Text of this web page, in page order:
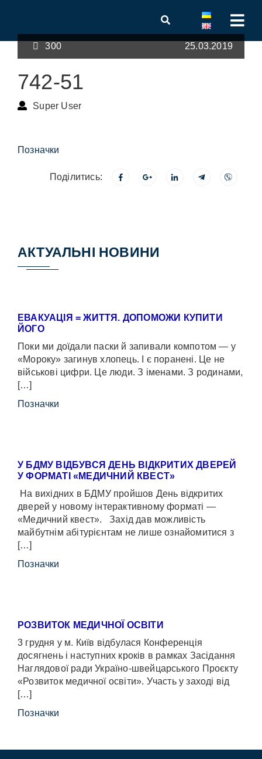
300 25.03.2019
742-51
Super User
Позначки
Поділитись:
АКТУАЛЬНІ НОВИНИ
ЕВАКУАЦІЯ = ЖИТТЯ. ДОПОМОЖИ КУПИТИ
ЙОГО
Поки ми доїдали паски й запивали компотом — у
«Мороку» загинув хлопець. І є поранені. Це не
військові цифри. Це люди. З іменами. З родинами,
[…]
Позначки
У БДМУ ВІДБУВСЯ ДЕНЬ ВІДКРИТИХ ДВЕРЕЙ
У ФОРМАТІ «МЕДИЧНИЙ КВЕСТ»
На вихідних в БДМУ пройшов День відкритих
дверей у новому інтерактивному форматі —
«Медичний квест». Захід дав можливість
майбутнім абітурієнтам не лише ознайомитися з
[…]
Позначки
РОЗВИТОК МЕДИЧНОЇ ОСВІТИ
3 грудня у м. Київ відбулася Конференція
досягнень і наступних кроків в рамках Засідання
Наглядової ради Україно-швейцарського Проєкту
«Розвиток медичної освіти». Участь у заході від
[…]
Позначки